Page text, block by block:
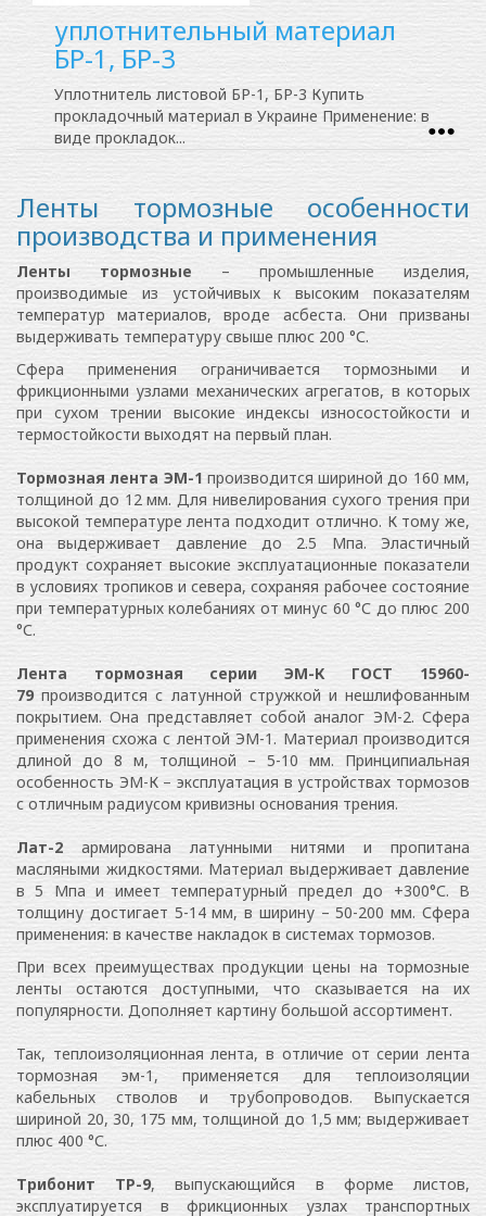
уплотнительный материал
БР-1, БР-3
Уплотнитель листовой БР-1, БР-3 Купить
прокладочный материал в Украине Применение: в
виде прокладок...
Ленты тормозные особенности
производства и применения
Ленты тормозные – промышленные изделия,
производимые из устойчивых к высоким показателям
температур материалов, вроде асбеста. Они призваны
выдерживать температуру свыше плюс 200 °С.
Сфера применения ограничивается тормозными и
фрикционными узлами механических агрегатов, в которых
при сухом трении высокие индексы износостойкости и
термостойкости выходят на первый план.
Тормозная лента ЭМ-1 производится шириной до 160 мм,
толщиной до 12 мм. Для нивелирования сухого трения при
высокой температуре лента подходит отлично. К тому же,
она выдерживает давление до 2.5 Мпа. Эластичный
продукт сохраняет высокие эксплуатационные показатели
в условиях тропиков и севера, сохраняя рабочее состояние
при температурных колебаниях от минус 60 °С до плюс 200
°С.
Лента тормозная серии ЭМ-К ГОСТ 15960-
79производится с латунной стружкой и нешлифованным
покрытием. Она представляет собой аналог ЭМ-2. Сфера
применения схожа с лентой ЭМ-1. Материал производится
длиной до 8 м, толщиной – 5-10 мм. Принципиальная
особенность ЭМ-К – эксплуатация в устройствах тормозов
с отличным радиусом кривизны основания трения.
Лат-2 армирована латунными нитями и пропитана
масляными жидкостями. Материал выдерживает давление
в 5 Мпа и имеет температурный предел до +300°С. В
толщину достигает 5-14 мм, в ширину – 50-200 мм. Сфера
применения: в качестве накладок в системах тормозов.
При всех преимуществах продукции цены на тормозные
ленты остаются доступными, что сказывается на их
популярности. Дополняет картину большой ассортимент.
Так, теплоизоляционная лента, в отличие от серии лента
тормозная эм-1, применяется для теплоизоляции
кабельных стволов и трубопроводов. Выпускается
шириной 20, 30, 175 мм, толщиной до 1,5 мм; выдерживает
плюс 400 °С.
Трибонит ТР-9, выпускающийся в форме листов,
эксплуатируется в фрикционных узлах транспортных